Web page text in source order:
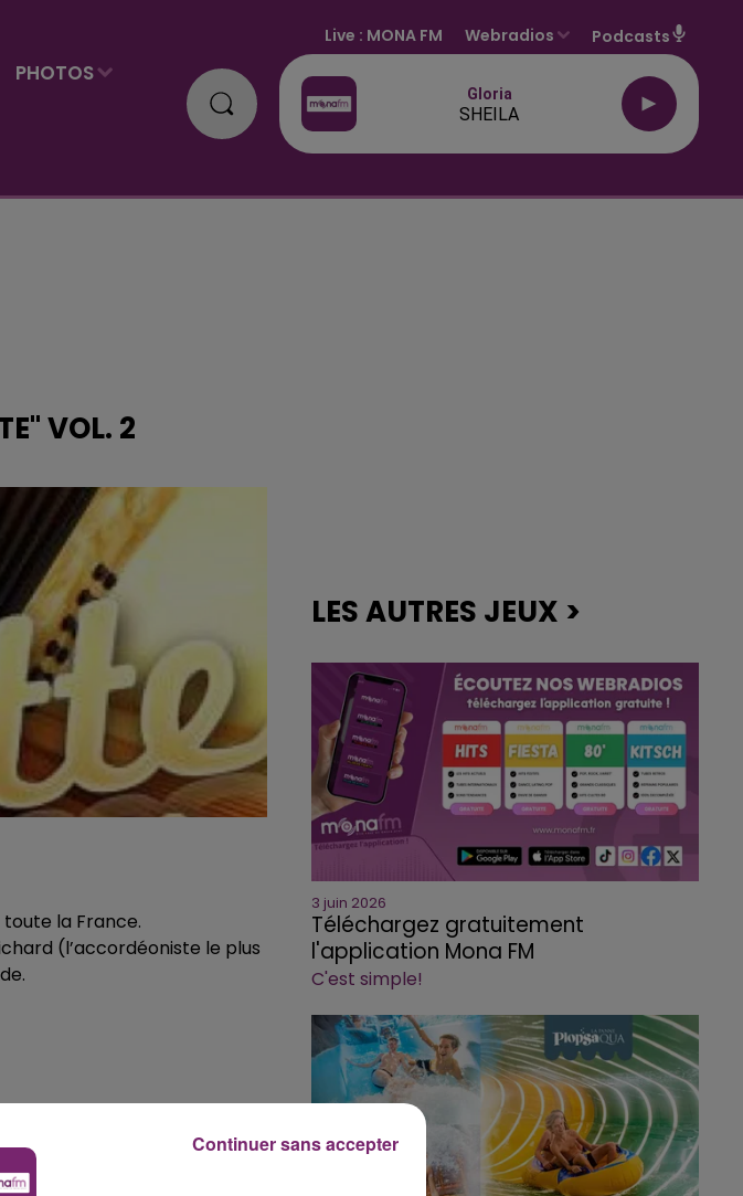
PHOTOS
Live : MONA FM Webradios Podcasts
Gloria
SHEILA
VOL. 2
toute la France.
(l’accordéoniste le plus
LES AUTRES JEUX >
3 juin 2026
Téléchargez gratuitement
l'application Mona FM
C'est simple!
Continuer sans accepter